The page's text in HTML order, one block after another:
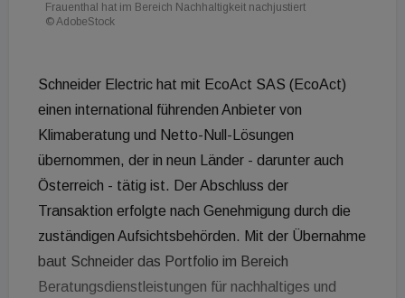
Frauenthal hat im Bereich Nachhaltigkeit nachjustiert
© AdobeStock
Schneider Electric hat mit EcoAct SAS (EcoAct)
einen international führenden Anbieter von
Klimaberatung und Netto-Null-Lösungen
übernommen, der in neun Länder - darunter auch
Österreich - tätig ist. Der Abschluss der
Transaktion erfolgte nach Genehmigung durch die
zuständigen Aufsichtsbehörden. Mit der Übernahme
baut Schneider das Portfolio im Bereich
Beratungsdienstleistungen für nachhaltiges und